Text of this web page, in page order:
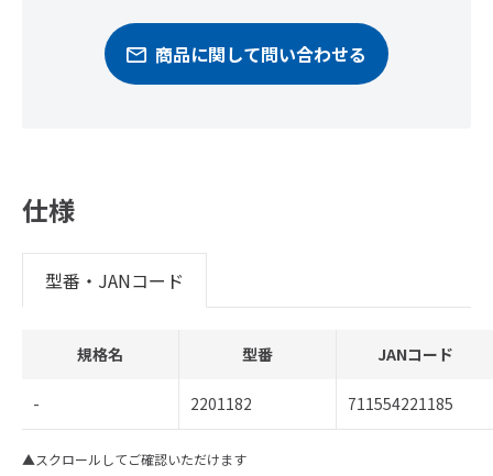
商品に関して問い合わせる
仕様
型番・JANコード
規格名 型番 JANコード
- 2201182 711554221185
▲スクロールしてご確認いただけます